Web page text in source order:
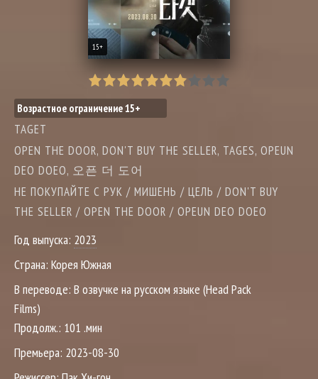
15+
Возрастное ограничение 15+
TAGET
OPEN THE DOOR, DON'T BUY THE SELLER, TAGES, OPEUN
DEO DOEO, 오픈 더 도어
НЕ ПОКУПАЙТЕ С РУК / МИШЕНЬ / ЦЕЛЬ / DON'T BUY
THE SELLER / OPEN THE DOOR / OPEUN DEO DOEO
Год выпуска: 2023
Страна: Корея Южная
В переводе: В озвучке на русском языке (Head Pack
Films)
Продолж.: 101 .мин
Премьера: 2023-08-30